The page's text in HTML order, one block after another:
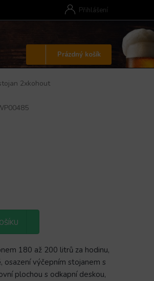
Přihlášení
Nákupní
košík
Prázdný košík
2xkohout
180 až 200 litrů za hodinu,
osazení výčepním stojanem s
plochou s odkapní deskou,